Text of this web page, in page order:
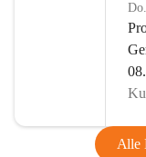
Alle